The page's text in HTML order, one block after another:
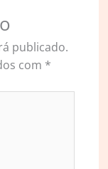
publicado.
com *